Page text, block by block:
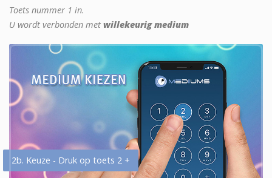
Toets nummer 1 in.
U wordt verbonden met willekeurig medium
2b. Keuze - Druk op toets 2 +